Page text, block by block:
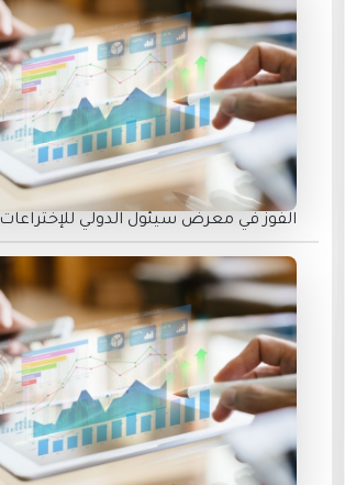
الفوز في معرض سيئول الدولي للإختراعات SIIF2025